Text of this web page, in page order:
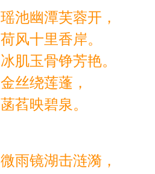
瑶池幽潭芙蓉开，
荷风十里香岸。
冰肌玉骨铮芳艳。
金丝绕莲蓬，
菡萏映碧泉。
微雨镜湖击涟漪，